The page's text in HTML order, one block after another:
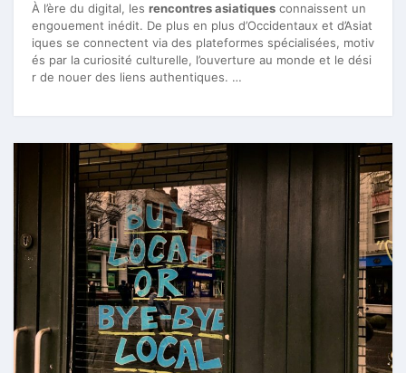
À l’ère du digital, les rencontres asiatiques connaissent un
engouement inédit. De plus en plus d’Occidentaux et d’Asiat
iques se connectent via des plateformes spécialisées, motiv
és par la curiosité culturelle, l’ouverture au monde et le dési
r de nouer des liens authentiques. …